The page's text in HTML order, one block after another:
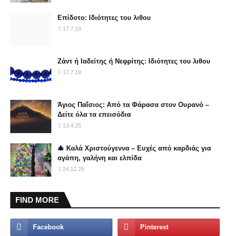
Επίδοτο: Ιδιότητες του λιθου
17.7.19
Ζάντ ή Ιαδείτης ή Νεφρίτης: Ιδιότητες του λιθου
17.7.19
Άγιος Παΐσιος: Από τα Φάρασα στον Ουρανό –
Δείτε όλα τα επεισόδια
13.4.25
🎄 Καλά Χριστούγεννα – Ευχές από καρδιάς για
αγάπη, γαλήνη και ελπίδα
24.12.25
FIND MORE